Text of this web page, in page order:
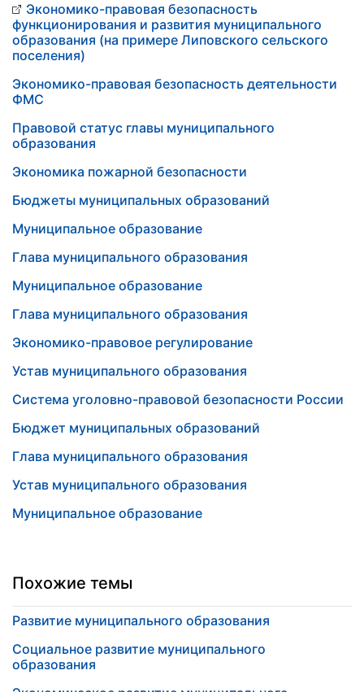
Экономико-правовая безопасность
функционирования и развития муниципального
образования (на примере Липовского сельского
поселения)
Экономико-правовая безопасность деятельности
ФМС
Правовой статус главы муниципального
образования
Экономика пожарной безопасности
Бюджеты муниципальных образований
Муниципальное образование
Глава муниципального образования
Муниципальное образование
Глава муниципального образования
Экономико-правовое регулирование
Устав муниципального образования
Система уголовно-правовой безопасности России
Бюджет муниципальных образований
Глава муниципального образования
Устав муниципального образования
Муниципальное образование
Похожие темы
Развитие муниципального образования
Социальное развитие муниципального
образования